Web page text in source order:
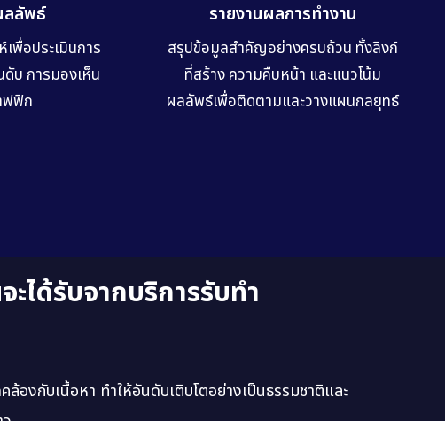
ลัพธ์
เพื่อประเมินการ
บ การมองเห็น
ฟฟิก
รายงานผลการทำงาน
สรุปข้อมูลสำคัญอย่างครบถ้วน ทั้งลิงก์
ที่สร้าง ความคืบหน้า และแนวโน้ม
ผลลัพธ์เพื่อติดตามและวางแผนกลยุทธ์
ได้รับจากบริการรับทำ
องกับเนื้อหา ทำให้อันดับเติบโตอย่างเป็นธรรมชาติและ